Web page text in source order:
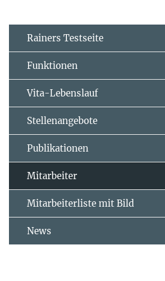
Rainers Testseite
Funktionen
Vita-Lebenslauf
Stellenangebote
Publikationen
Mitarbeiter
Mitarbeiterliste mit Bild
News